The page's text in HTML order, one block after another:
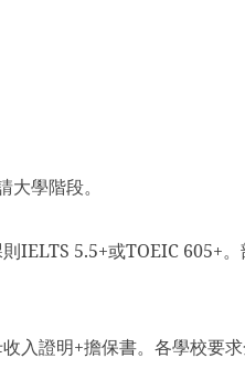
大學階段。
IELTS 5.5+或TOEIC 605+
入證明+擔保書。各學校要